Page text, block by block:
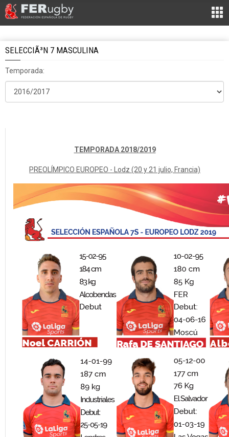
SELECCIÃ³N 7 MASCULINA
Temporada:
TEMPORADA 2018/2019
PREOLÍMPICO EUROPEO - Lodz (20 y 21 julio, Francia)